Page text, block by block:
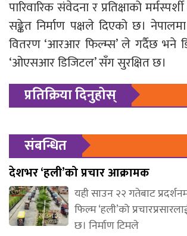
पारिवारिक संवेदना र प्रतिक्षाको
सङ्केत निर्माण पक्षले दिएको छ।
वितरण ‘आरआर फिल्म्स’ ले गर्दैछ भने
‘ओएसआर डिजिटल’ सँग सुरक्षित छ।
प्रतिक्रिया दिनुहोस्
संबन्धित
देशभर ‘हली’को प्रचार आक्रामक
यही साउन २२ गतेबाट
फिल्म ‘हली’को
छ। निर्माण टिमले